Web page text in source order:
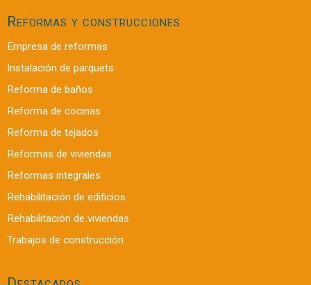
Reformas y construcciones
Empresa de reformas
Instalación de parquets
Reforma de baños
Reforma de cocinas
Reforma de tejados
Reformas de viviendas
Reformas integrales
Rehabilitación de edificios
Rehabilitación de viviendas
Trabajos de construcción